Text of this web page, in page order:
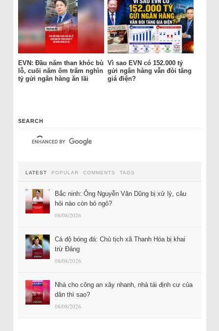
EVN: Đầu năm than khóc bù
lỗ, cuối năm ôm trăm nghìn
tỷ gửi ngân hàng ăn lãi
Vì sao EVN có 152.000 tỷ
gửi ngân hàng vẫn đòi tăng
giá điện?
SEARCH
LATEST POPULAR COMMENTS TAGS
Bắc ninh: Ông Nguyễn Văn Dũng bị xử lý, câu
hỏi nào còn bỏ ngỏ?
08/08/2026
Cá độ bóng đá: Chủ tịch xã Thanh Hóa bị khai
trừ Đảng
08/08/2026
Nhà cho công an xây nhanh, nhà tái định cư của
dân thì sao?
08/08/2026